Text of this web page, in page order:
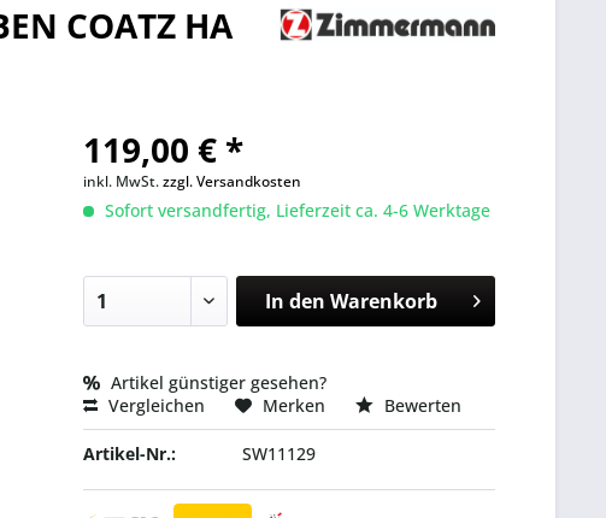
COATZ HA
119,00 € *
inkl. MwSt.zzgl. Versandkosten
Sofort versandfertig, Lieferzeit ca. 4-6 Werktage
In den Warenkorb
Artikel günstiger gesehen?
Vergleichen
Merken Bewerten
Artikel-Nr.: SW11129